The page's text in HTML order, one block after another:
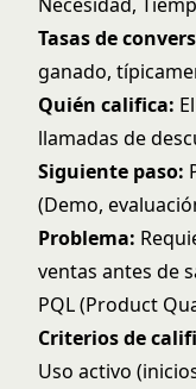
Tasas de
ganado,
Quién califica:
llamadas de
Siguiente paso:
(Demo,
Problema:
ventas antes de
PQL (Product
Criterios de
Uso activo